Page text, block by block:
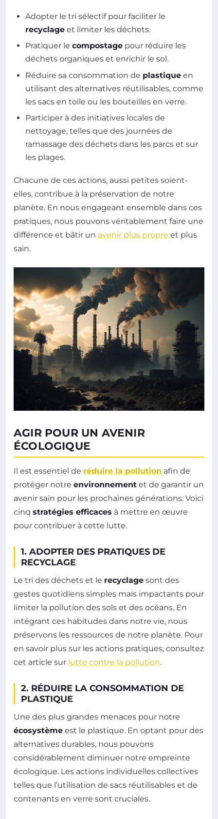
Adopter le tri sélectif pour faciliter le
recyclage et limiter les déchets.
Pratiquer le compostage pour réduire les
déchets organiques et enrichir le sol.
Réduire sa consommation de plastique en
utilisant des alternatives réutilisables, comme
les sacs en toile ou les bouteilles en verre.
Participer à des initiatives locales de
nettoyage, telles que des journées de
ramassage des déchets dans les parcs et sur
les plages.
Chacune de ces actions, aussi petites soient-
elles, contribue à la préservation de notre
planète. En nous engageant ensemble dans ces
pratiques, nous pouvons véritablement faire une
différence et bâtir un avenir plus propre et plus
sain.
AGIR POUR UN AVENIR
ÉCOLOGIQUE
Il est essentiel de réduire la pollution afin de
protéger notre environnement et de garantir un
avenir sain pour les prochaines générations. Voici
cinq stratégies efficaces à mettre en œuvre
pour contribuer à cette lutte.
1. ADOPTER DES PRATIQUES DE
RECYCLAGE
Le tri des déchets et le recyclage sont des
gestes quotidiens simples mais impactants pour
limiter la pollution des sols et des océans. En
intégrant ces habitudes dans notre vie, nous
préservons les ressources de notre planète. Pour
en savoir plus sur les actions pratiques, consultez
cet article sur lutte contre la pollution.
2. RÉDUIRE LA CONSOMMATION DE
PLASTIQUE
Une des plus grandes menaces pour notre
écosystème est le plastique. En optant pour des
alternatives durables, nous pouvons
considérablement diminuer notre empreinte
écologique. Les actions individuelles collectives
telles que l’utilisation de sacs réutilisables et de
contenants en verre sont cruciales.